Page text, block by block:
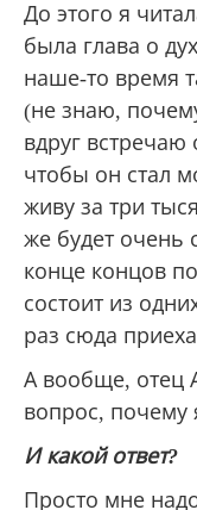
До этого я
была глава о
наше-то время
(не знаю,
вдруг
чтобы он стал
живу за три
же будет
конце концов
состоит из
раз сюда
А вообще, отец
вопрос, почему
И какой ответ?
Просто мне